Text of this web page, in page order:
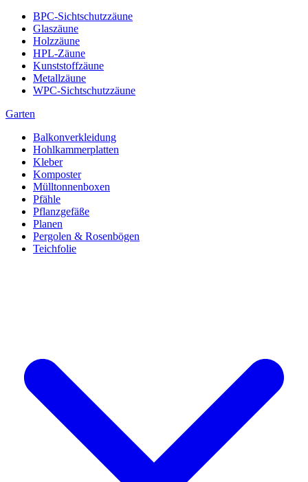
BPC-Sichtschutzzäune
Glaszäune
Holzzäune
HPL-Zäune
Kunststoffzäune
Metallzäune
WPC-Sichtschutzzäune
Garten
Balkonverkleidung
Hohlkammerplatten
Kleber
Komposter
Mülltonnenboxen
Pfähle
Pflanzgefäße
Planen
Pergolen & Rosenbögen
Teichfolie